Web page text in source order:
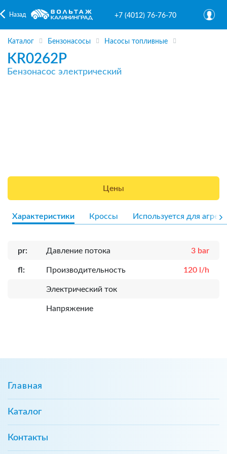
Назад +7 (4012) 76-76-70
Каталог Бензонасосы Насосы топливные
KR0262P
Бензонасос электрический
Цены
Характеристики Кроссы Используется для
pr: Давление потока 3 bar
fl: Производительность 120 l/h
Электрический ток
Напряжение
Главная
Каталог
Контакты